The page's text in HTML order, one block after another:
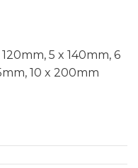
5 x 140mm, 6
10 x 200mm